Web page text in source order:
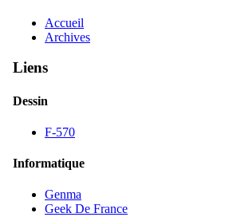
Accueil
Archives
Liens
Dessin
F-570
Informatique
Genma
Geek De France